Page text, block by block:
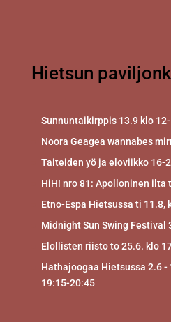
Hietsun
Sunnuntaikirppis 13.9 klo
Noora Geagea wannabes
Taiteiden yö ja eloviikko 16-
HiH! nro 81: Apolloninen ilta
Etno-Espa Hietsussa ti 11.8,
Midnight Sun Swing Festival
Elollisten riisto to 25.6. klo
Hathajoogaa Hietsussa 2.6
19:15-20:45